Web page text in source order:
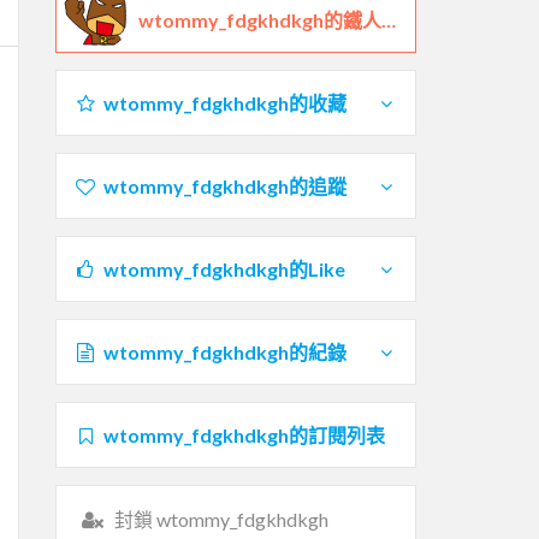
wtommy_fdgkhdkgh的鐵人檔案
wtommy_fdgkhdkgh的收藏
wtommy_fdgkhdkgh的追蹤
wtommy_fdgkhdkgh的Like
wtommy_fdgkhdkgh的紀錄
wtommy_fdgkhdkgh的訂閱列表
封鎖 wtommy_fdgkhdkgh